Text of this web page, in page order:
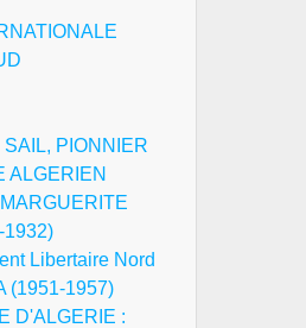
PIONNIER
ALGERIEN
1932)
Libertaire Nord
(1951-1957)
D'ALGERIE :